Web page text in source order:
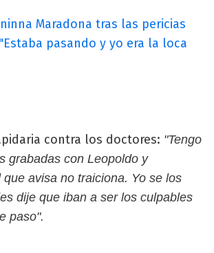
Maradona tras las pericias
pasando y yo era la loca
contra los doctores: "Tengo
grabadas con Leopoldo y
que avisa no traiciona. Yo se los
dije que iban a ser los culpables
paso".